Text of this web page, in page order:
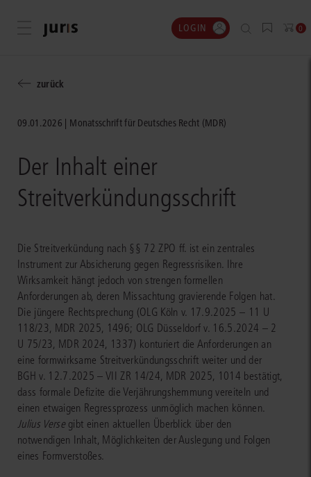
Menü öffnen LOGIN 0
zurück
09.01.2026 Monatsschrift für Deutsches Recht (MDR)
Der Inhalt einer
Streitverkündungsschrift
Die Streitverkündung nach §§ 72 ZPO ff. ist ein zentrales
Instrument zur Absicherung gegen Regressrisiken. Ihre
Wirksamkeit hängt jedoch von strengen formellen
Anforderungen ab, deren Missachtung gravierende Folgen hat.
Die jüngere Rechtsprechung (OLG Köln v. 17.9.2025 – 11 U
118/23, MDR 2025, 1496; OLG Düsseldorf v. 16.5.2024 – 2
U 75/23, MDR 2024, 1337) konturiert die Anforderungen an
eine formwirksame Streitverkündungsschrift weiter und der
BGH v. 12.7.2025 – VII ZR 14/24, MDR 2025, 1014 bestätigt,
dass formale Defizite die Verjährungshemmung vereiteln und
einen etwaigen Regressprozess unmöglich machen können.
Julius Versegibt einen aktuellen Überblick über den
notwendigen Inhalt, Möglichkeiten der Auslegung und Folgen
eines Formverstoßes.